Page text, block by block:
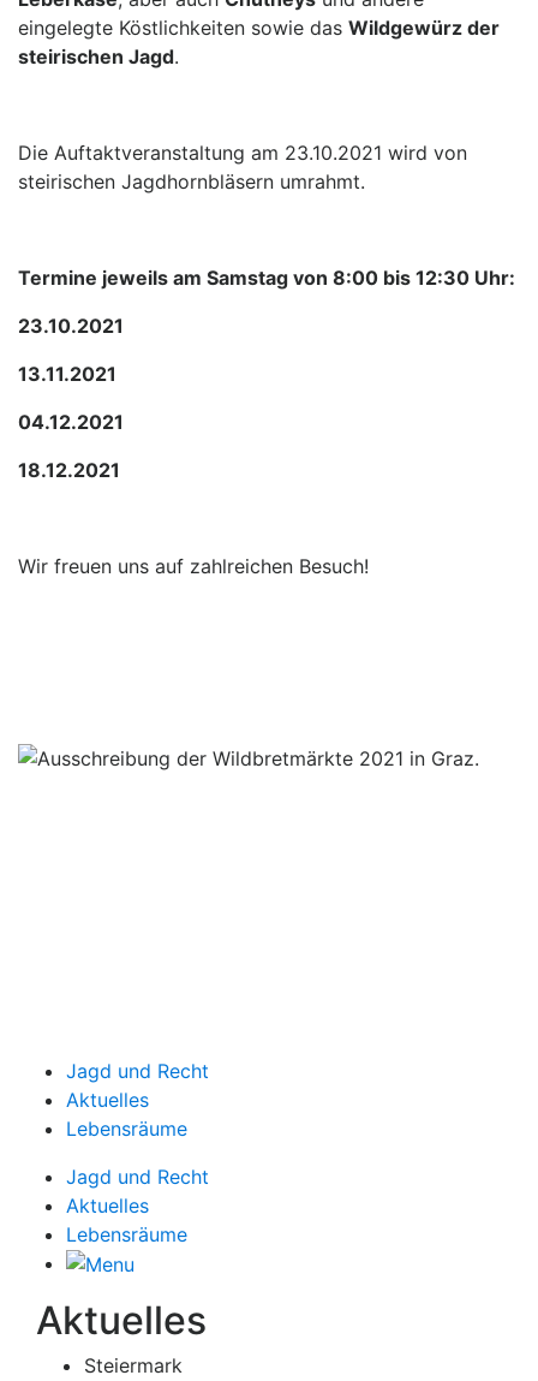
eingelegte Köstlichkeiten sowie das Wildgewürz der
steirischen Jagd.
Die Auftaktveranstaltung am 23.10.2021 wird von
steirischen Jagdhornbläsern umrahmt.
Termine jeweils am Samstag von 8:00 bis 12:30 Uhr:
23.10.2021
13.11.2021
04.12.2021
18.12.2021
Wir freuen uns auf zahlreichen Besuch!
Jagd und Recht
Aktuelles
Lebensräume
Jagd und Recht
Aktuelles
Lebensräume
Aktuelles
Steiermark